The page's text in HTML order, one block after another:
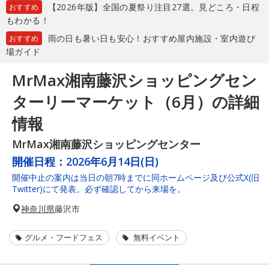
おすすめ
【2026年版】全国の夏祭り注目27選。見どころ・日程
もわかる！
おすすめ
雨の日も暑い日も安心！おすすめ屋内施設・室内遊び
場ガイド
MrMax湘南藤沢ショッピングセン
ターリーマーケット（6月）の詳細
情報
MrMax湘南藤沢ショッピングセンター
開催日程： 2026年6月14日(日)
開催中止の案内は当日の朝7時までに同ホームページ及び公式X(旧
Twitter)にて発表。必ず確認してから来場を。
神奈川県藤沢市
グルメ・フードフェス 無料イベント